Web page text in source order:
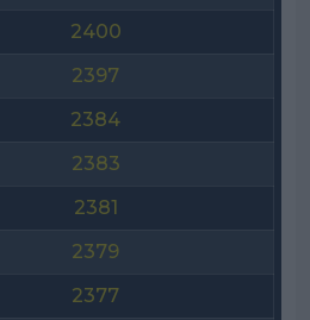
2400
2397
2384
2383
2381
2379
2377